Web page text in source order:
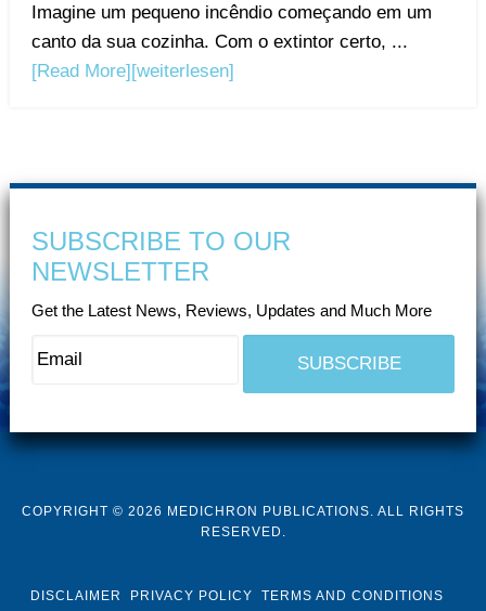
Imagine um pequeno incêndio começando em um
canto da sua cozinha. Com o extintor certo, ...
[Read More][weiterlesen]
SUBSCRIBE TO OUR
NEWSLETTER
Get the Latest News, Reviews, Updates and Much More
COPYRIGHT © 2026 MEDICHRON PUBLICATIONS. ALL RIGHTS
RESERVED.
DISCLAIMER PRIVACY POLICY TERMS AND CONDITIONS